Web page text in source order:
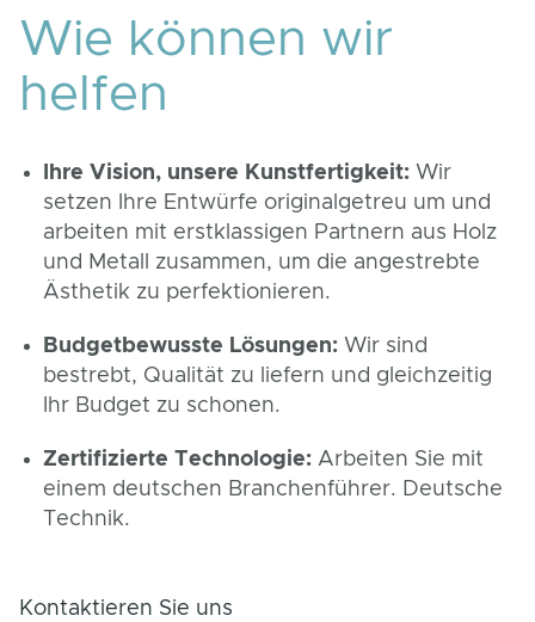
Wie können wir
helfen
Ihre Vision, unsere Kunstfertigkeit: Wir
setzen Ihre Entwürfe originalgetreu um und
arbeiten mit erstklassigen Partnern aus Holz
und Metall zusammen, um die angestrebte
Ästhetik zu perfektionieren.
Budgetbewusste Lösungen: Wir sind
bestrebt, Qualität zu liefern und gleichzeitig
Ihr Budget zu schonen.
Zertifizierte Technologie: Arbeiten Sie mit
einem deutschen Branchenführer. Deutsche
Technik.
Kontaktieren Sie uns